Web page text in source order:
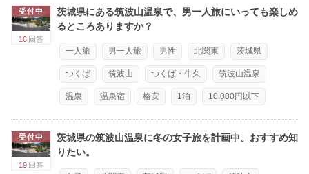
受付中
16 回答
茨城県にある筑波山温泉で、男一人旅にいっても楽しめ
るところありますか？
一人旅 男一人旅 男性 北関東 茨城県
つくば 筑波山 つくば・牛久 筑波山温泉
温泉 温泉宿 格安 1泊 10,000円以下
受付中
19 回答
茨城県の筑波山温泉に冬の女子旅を計画中。おすすめ知
りたい。